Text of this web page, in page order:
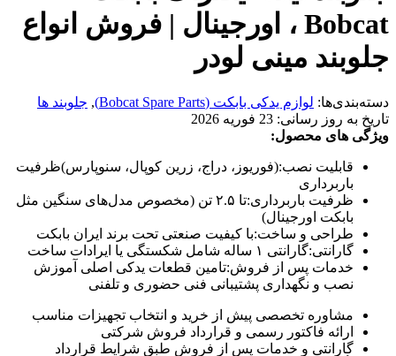
Bobcat ، اورجینال | فروش انواع
جلوبند مینی لودر
دسته‌بندی‌ها: لوازم یدکی بابکت (Bobcat Spare Parts) , جلوبند ها
تاریخ به روز رسانی: 23 فوریه 2026
ویژگی های محصول:
قابلیت نصب:(فوریوز، دراج، زرین کوپال، سنوپارس)ظرفیت
باربرداری
ظرفیت باربرداری:
تا ۲.۵ تن (مخصوص مدل‌های سنگین مثل
بابکت اورجینال)
طراحی و ساخت:با کیفیت صنعتی تحت برند ایران بابکت
گارانتی:گارانتی ۱ ساله شامل شکستگی یا ایرادات ساخت
خدمات پس از فروش:تامین قطعات یدکی اصلی آموزش
نصب و نگهداری پشتیبانی فنی حضوری و تلفنی
مشاوره تخصصی پیش از خرید و انتخاب تجهیزات مناسب
ارائه فاکتور رسمی و قرارداد فروش شرکتی
گارانتی و خدمات پس از فروش طبق شرایط قرارداد